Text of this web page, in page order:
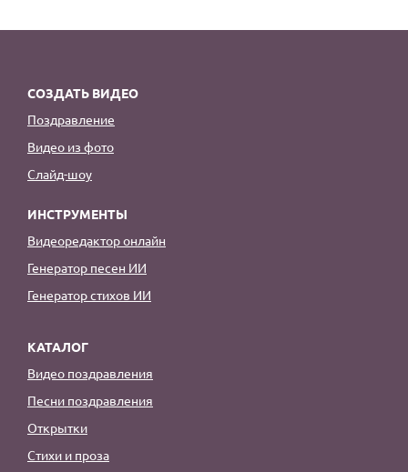
СОЗДАТЬ ВИДЕО
Поздравление
Видео из фото
Слайд-шоу
ИНСТРУМЕНТЫ
Видеоредактор онлайн
Генератор песен ИИ
Генератор стихов ИИ
КАТАЛОГ
Видео поздравления
Песни поздравления
Открытки
Стихи и проза